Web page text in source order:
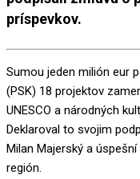
príspevkov.
Sumou jeden milión eur
(PSK) 18 projektov
UNESCO a národných
Deklaroval to svojim
Milan Majerský a
región.